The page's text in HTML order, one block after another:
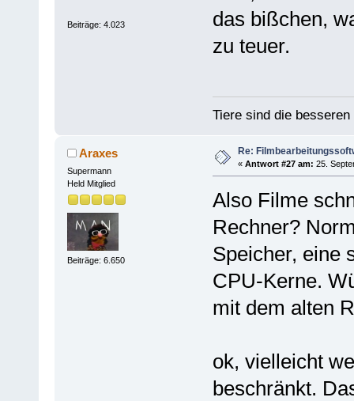
Beiträge: 4.023
das bißchen,
zu teuer.
Tiere sind die
Araxes
Supermann
Held Mitglied
Beiträge: 6.650
Re:
« Antwort #27 am: 25.
Also Filme
Rechner?
Speicher, eine
CPU-Kerne.
mit dem alten
ok, vielleicht
beschränkt.